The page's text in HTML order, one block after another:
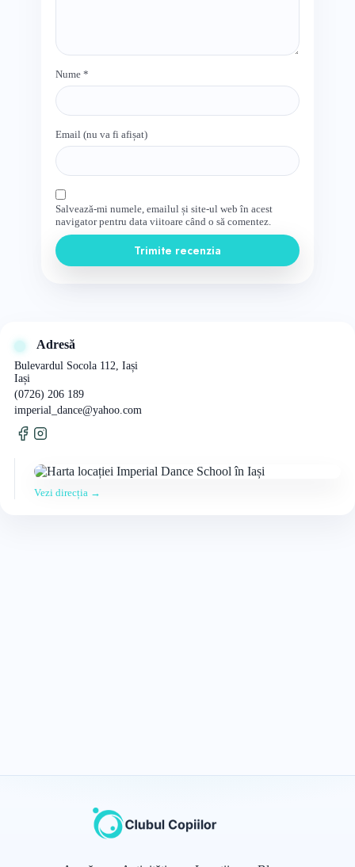
Nume *
Email (nu va fi afișat)
Salvează-mi numele, emailul și site-ul web în acest
navigator pentru data viitoare când o să comentez.
Trimite recenzia
Adresă
Bulevardul Socola 112, Iași
Iași
(0726) 206 189
imperial_dance@yahoo.com
Vezi direcția →